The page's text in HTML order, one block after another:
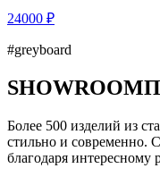
24000 ₽
#greyboard
SHOWROOM
Более 500 изделий из
стильно и современно.
благодаря интересному